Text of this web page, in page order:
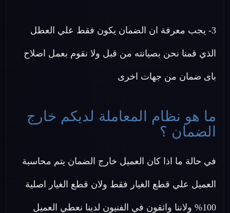
3- يجب معرفة ان الضمان يكون فقط علي العطل
الذي قمنا نحن بصيانته من قبل ولا نقوم بعمل اصلاح
باى ضمان من جهات اخرى
ما هو نظام المعاملة لديكم خارج
الضمان ؟
في حالة ما اذا كان العميل خارج الضمان يتم محاسبة
العميل علي قطع الغيار فقط ولان قطع الغيار اصلية
100% ولاننا واثقون في الفنيون لدينا نعطي العميل